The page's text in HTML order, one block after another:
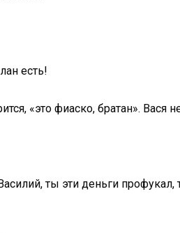
есть!
«это фиаско, братан». Вася
ты эти деньги